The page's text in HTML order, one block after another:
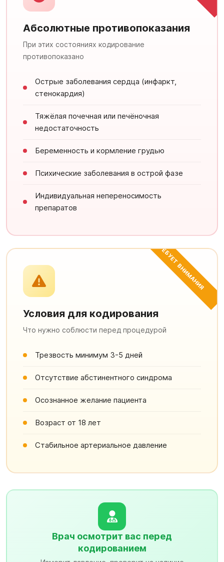
Абсолютные противопоказания
При этих состояниях кодирование
противопоказано
Острые заболевания сердца (инфаркт,
стенокардия)
Тяжёлая почечная или печёночная
недостаточность
Беременность и кормление грудью
Психические заболевания в острой фазе
Индивидуальная непереносимость
препаратов
ТРЕБУЕТ ВНИМАНИЯ
Условия для кодирования
Что нужно соблюсти перед процедурой
Трезвость минимум 3-5 дней
Отсутствие абстинентного синдрома
Осознанное желание пациента
Возраст от 18 лет
Стабильное артериальное давление
Врач осмотрит вас перед
кодированием